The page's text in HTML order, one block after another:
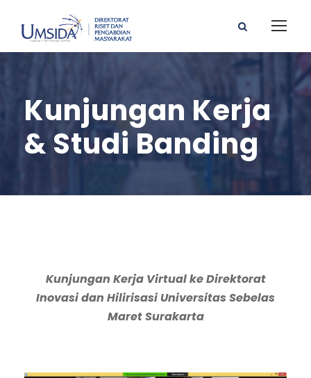
Kunjungan Kerja
& Studi Banding
Kunjungan Kerja Virtual ke Direktorat
Inovasi dan Hilirisasi Universitas Sebelas
Maret Surakarta